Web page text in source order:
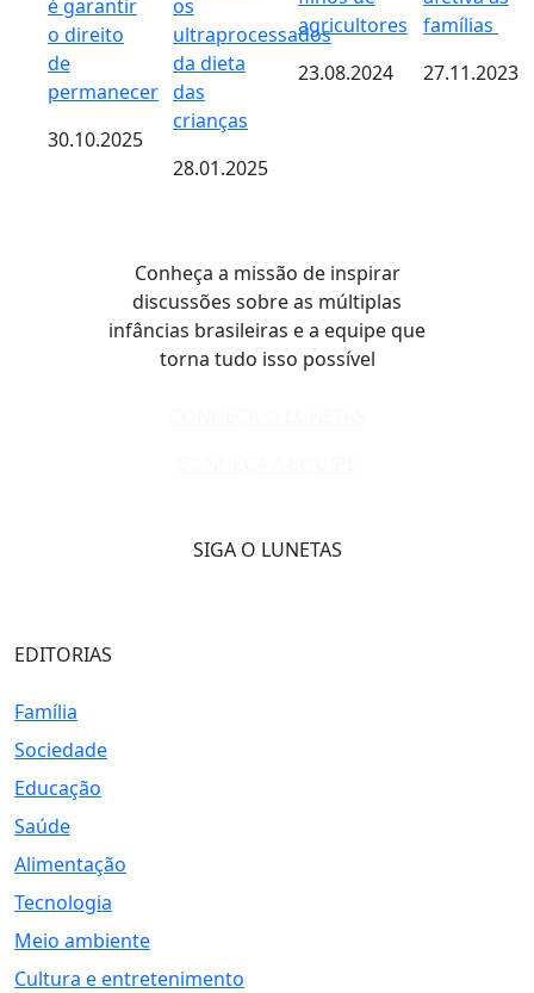
é garantir
o direito
de
permanecer
30.10.2025
os
ultraprocessados
da dieta
das
crianças
28.01.2025
agricultores
23.08.2024
famílias
27.11.2023
Conheça a missão de inspirar
discussões sobre as múltiplas
infâncias brasileiras e a equipe que
torna tudo isso possível
SIGA O LUNETAS
EDITORIAS
Família
Sociedade
Educação
Saúde
Alimentação
Tecnologia
Meio ambiente
Cultura e entretenimento